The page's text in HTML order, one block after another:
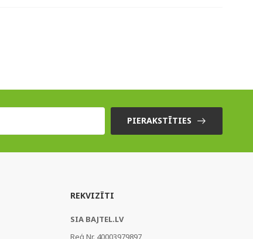
PIERAKSTĪTIES
REKVIZĪTI
SIA BAJTEL.LV
Reģ Nr. 40003979897